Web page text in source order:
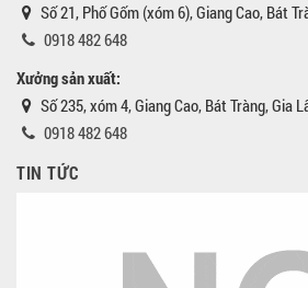
Số 21, Phố Gốm (xóm 6), Giang Cao, Bát
0918 482 648
Xưởng sản xuất:
Số 235, xóm 4, Giang Cao, Bát Tràng, Gia
0918 482 648
TIN TỨC